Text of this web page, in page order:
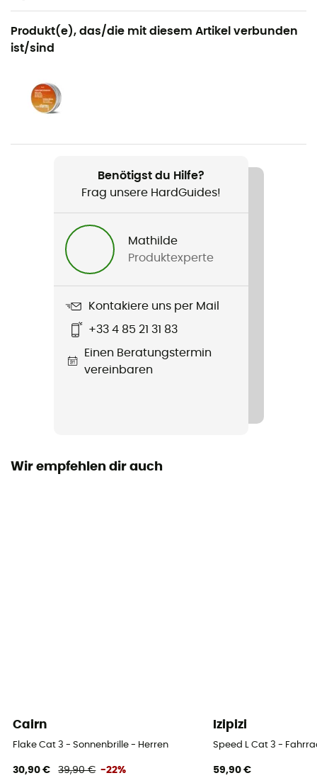
Geeignet für
Wandern / Klettern / Skitouren / Trekking /
Bergsteigen / Alltag / Ski / Wintersport
Geschlecht
Herren / Damen
Gewicht
Shield M Reactiv 0-4
Zusatzinformation
Coques Amovibles en Spandex
Gläser - Kategorie
Polycarbonate
Produkt(e), das/die mit diesem Artikel verbunden
ist/sind
Benötigst du Hilfe?
Frag unsere HardGuides!
Mathilde
Produktexperte
Kontakiere uns per Mail
+33 4 85 21 31 83
Einen Beratungstermin
vereinbaren
Wir empfehlen dir auch
Cairn
Flake Cat 3 - Sonnenbrille - Herren
30,90 € 39,90 € -22%
Izipizi
Speed L Cat 3 -
59,90 €